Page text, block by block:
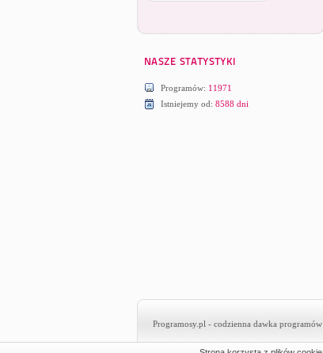
Programów: 11971
Istniejemy od: 8588 dni
Programosy.pl - codzienna dawka programów